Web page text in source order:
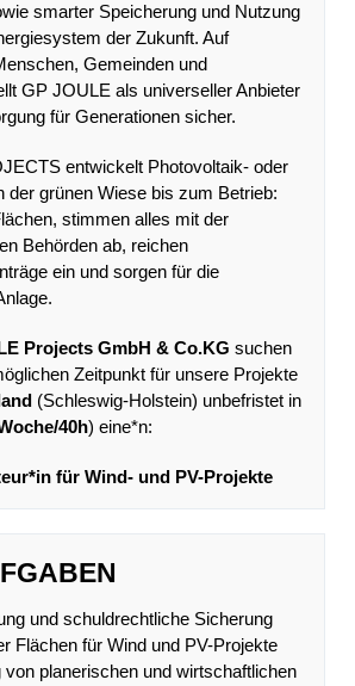
smarter Speicherung und Nutzung
der Zukunft. Auf
Gemeinden und
GP JOULE als universeller Anbieter
für Generationen sicher.
entwickelt Photovoltaik- oder
der grünen Wiese bis zum Betrieb:
stimmen alles mit der
Behörden ab, reichen
ein und sorgen für die
Projects GmbH & Co.KG suchen
Zeitpunkt für unsere Projekte
(Schleswig-Holstein) unbefristet in
40h) eine*n:
für Wind- und PV-Projekte
und schuldrechtliche Sicherung
Flächen für Wind und PV-Projekte
von planerischen und wirtschaftlichen